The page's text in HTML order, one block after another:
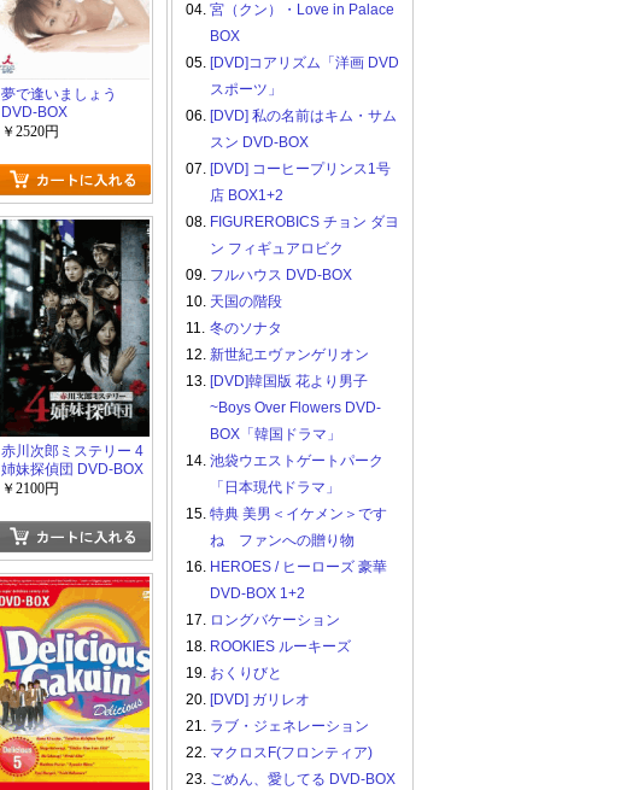
夢で逢いましょう
DVD-BOX
￥2520円
赤川次郎ミステリー 4
姉妹探偵団 DVD-BOX
￥2100円
04. 宮（クン）・Love in Palace
BOX
05. [DVD]コアリズム「洋画 DVD
スポーツ」
06. [DVD] 私の名前はキム・サム
スン DVD-BOX
07. [DVD] コーヒープリンス1号
店 BOX1+2
08. FIGUREROBICS チョン ダヨ
ン フィギュアロビク
09. フルハウス DVD-BOX
10. 天国の階段
11. 冬のソナタ
12. 新世紀エヴァンゲリオン
13. [DVD]韓国版 花より男子
~Boys Over Flowers DVD-
BOX「韓国ドラマ」
14. 池袋ウエストゲートパーク
「日本現代ドラマ」
15. 特典 美男＜イケメン＞です
ね ファンへの贈り物
16. HEROES / ヒーローズ 豪華
DVD-BOX 1+2
17. ロングバケーション
18. ROOKIES ルーキーズ
19. おくりびと
20. [DVD] ガリレオ
21. ラブ・ジェネレーション
22. マクロスF(フロンティア)
23. ごめん、愛してる DVD-BOX